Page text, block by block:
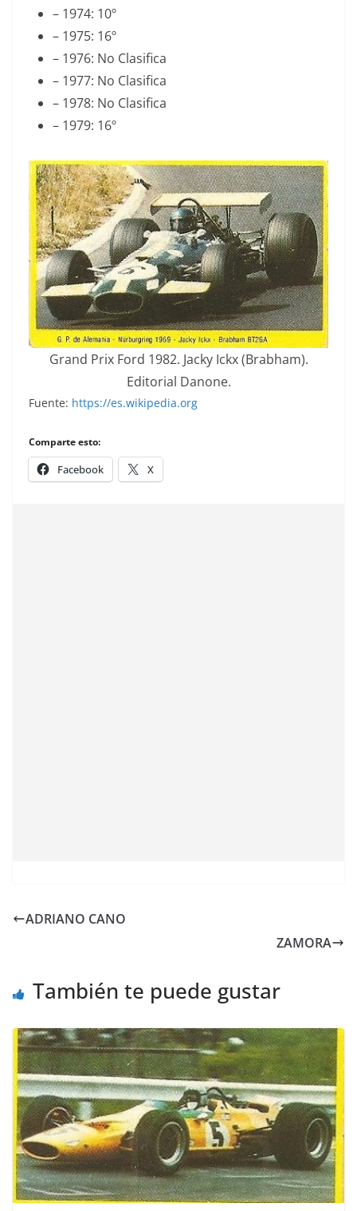
– 1974: 10º
– 1975: 16º
– 1976: No Clasifica
– 1977: No Clasifica
– 1978: No Clasifica
– 1979: 16º
Grand Prix Ford 1982. Jacky Ickx (Brabham).
Editorial Danone.
Fuente: https://es.wikipedia.org
Comparte esto:
Facebook X
ADRIANO CANO
ZAMORA
También te puede gustar